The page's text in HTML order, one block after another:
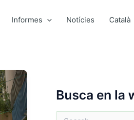
Informes Notícies Català
Busca en la